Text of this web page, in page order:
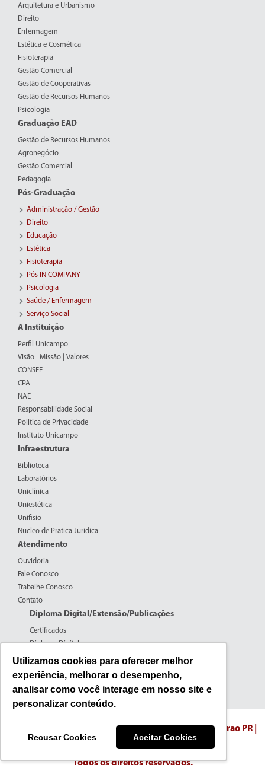
Utilizamos cookies para oferecer melhor
experiência, melhorar o desempenho,
analisar como você interage em nosso site e
personalizar conteúdo.
Recusar Cookies Aceitar Cookies
Arquitetura e Urbanismo
Direito
Enfermagem
Estética e Cosmética
Fisioterapia
Gestão Comercial
Gestão de Cooperativas
Gestão de Recursos Humanos
Psicologia
Graduação EAD
Gestão de Recursos Humanos
Agronegócio
Gestão Comercial
Pedagogia
Pós-Graduação
Administração / Gestão
Direito
Educação
Estética
Fisioterapia
Pós IN COMPANY
Psicologia
Saúde / Enfermagem
Serviço Social
A Instituição
Perfil Unicampo
Visão | Missão | Valores
CONSEE
CPA
NAE
Responsabilidade Social
Politica de Privacidade
Instituto Unicampo
Infraestrutura
Biblioteca
Laboratórios
Uniclínica
Uniestética
Unifisio
Nucleo de Pratica Juridica
Atendimento
Ouvidoria
Fale Conosco
Trabalhe Conosco
Contato
Diploma Digital/Extensão/Publicações
Certificados
Diploma Digital
Formulários CPERS
Extensão
Endereco: Rua Edmundo Mercer N. 608 - Campo Mourao PR |
Centro
© 2026 Faculdade União de Campo Mourão